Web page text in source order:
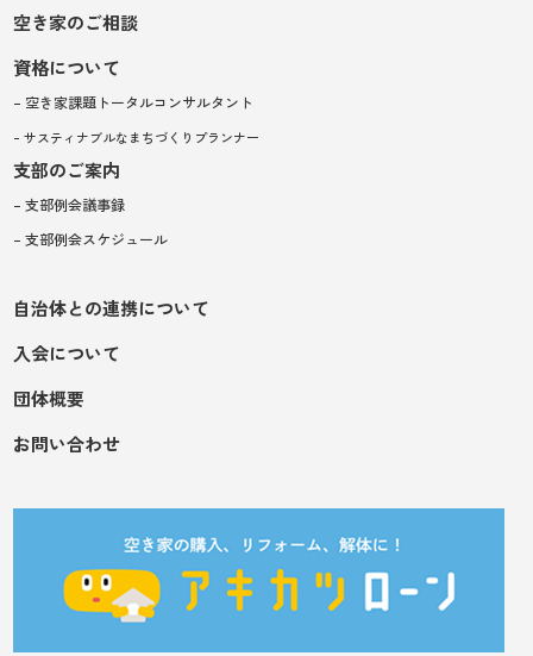
空き家のご相談
資格について
– 空き家課題トータルコンサルタント
– サスティナブルなまちづくりプランナー
支部のご案内
– 支部例会議事録
– 支部例会スケジュール
自治体との連携について
入会について
団体概要
お問い合わせ